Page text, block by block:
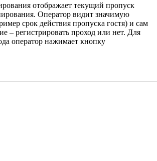
отображает текущий пропуск
Оператор видит значимую
срок действия пропуска гостя) и сам
– регистрировать проход или нет. Для
оператор нажимает кнопку